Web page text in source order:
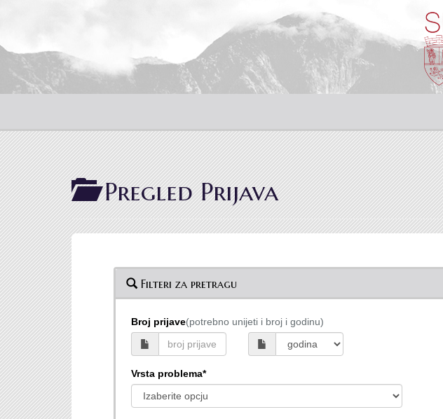
Pregled Prijava
Filteri za pretragu
Broj prijave(potrebno unijeti i broj i godinu)
Vrsta problema*